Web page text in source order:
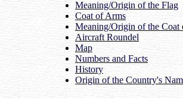
Meaning/Origin of the Flag
Coat of Arms
Meaning/Origin of the Coat
Aircraft Roundel
Map
Numbers and Facts
History
Origin of the Country's